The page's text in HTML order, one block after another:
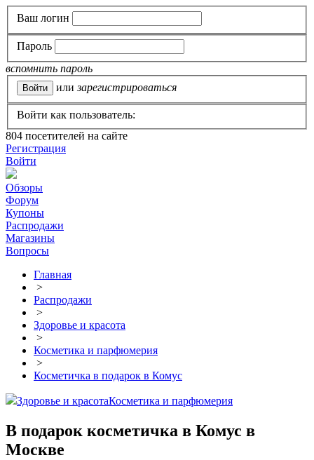
Ваш логин
Пароль
вспомнить пароль
или зарегистрироваться
Войти как пользователь:
804 посетителей на сайте
Регистрация
Войти
Обзоры
Форум
Купоны
Распродажи
Магазины
Вопросы
Главная
>
Распродажи
>
Здоровье и красота
>
Косметика и парфюмерия
>
Косметичка в подарок в Комус
Здоровье и красотаКосметика и парфюмерия
В подарок косметичка в Комус в
Москве